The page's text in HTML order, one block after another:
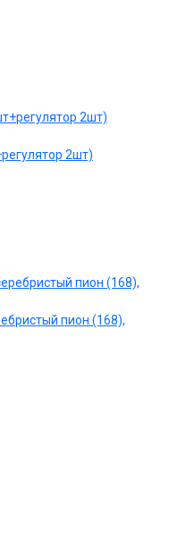
2шт)
пион (168),